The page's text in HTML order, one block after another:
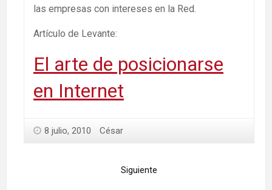
las empresas con intereses en la Red.
Artículo de Levante:
El arte de posicionarse
en Internet
8 julio, 2010 César
Siguiente